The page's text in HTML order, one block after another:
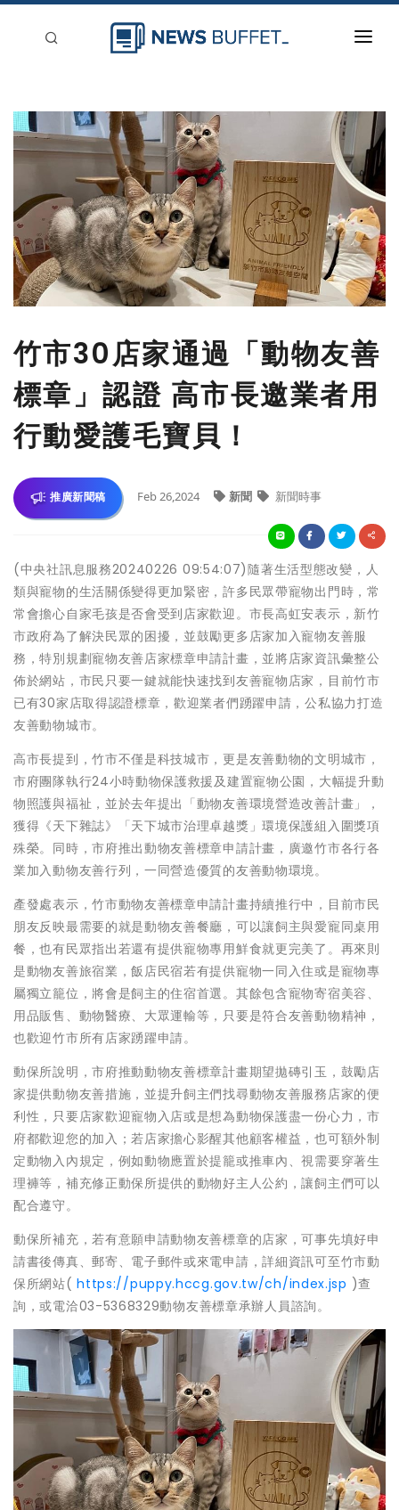
新聞稿分類
登入
刊登
竹市30店家通過「動物友善
標章」認證 高市長邀業者用
行動愛護毛寶貝！
推廣新聞稿 Feb 26,2024 新聞 新聞時事
(中央社訊息服務20240226 09:54:07)隨著生活型態改變，人
類與寵物的生活關係變得更加緊密，許多民眾帶寵物出門時，常
常會擔心自家毛孩是否會受到店家歡迎。市長高虹安表示，新竹
市政府為了解決民眾的困擾，並鼓勵更多店家加入寵物友善服
務，特別規劃寵物友善店家標章申請計畫，並將店家資訊彙整公
佈於網站，市民只要一鍵就能快速找到友善寵物店家，目前竹市
已有30家店取得認證標章，歡迎業者們踴躍申請，公私協力打造
友善動物城市。
高市長提到，竹市不僅是科技城市，更是友善動物的文明城市，
市府團隊執行24小時動物保護救援及建置寵物公園，大幅提升動
物照護與福祉，並於去年提出「動物友善環境營造改善計畫」，
獲得《天下雜誌》「天下城市治理卓越獎」環境保護組入圍獎項
殊榮。同時，市府推出動物友善標章申請計畫，廣邀竹市各行各
業加入動物友善行列，一同營造優質的友善動物環境。
產發處表示，竹市動物友善標章申請計畫持續推行中，目前市民
朋友反映最需要的就是動物友善餐廳，可以讓飼主與愛寵同桌用
餐，也有民眾指出若還有提供寵物專用鮮食就更完美了。再來則
是動物友善旅宿業，飯店民宿若有提供寵物一同入住或是寵物專
屬獨立籠位，將會是飼主的住宿首選。其餘包含寵物寄宿美容、
用品販售、動物醫療、大眾運輸等，只要是符合友善動物精神，
也歡迎竹市所有店家踴躍申請。
動保所說明，市府推動動物友善標章計畫期望拋磚引玉，鼓勵店
家提供動物友善措施，並提升飼主們找尋動物友善服務店家的便
利性，只要店家歡迎寵物入店或是想為動物保護盡一份心力，市
府都歡迎您的加入；若店家擔心影醒其他顧客權益，也可額外制
定動物入內規定，例如動物應置於提籠或推車內、視需要穿著生
理褲等，補充修正動保所提供的動物好主人公約，讓飼主們可以
配合遵守。
動保所補充，若有意願申請動物友善標章的店家，可事先填好申
請書後傳真、郵寄、電子郵件或來電申請，詳細資訊可至竹市動
保所網站(https://puppy.hccg.gov.tw/ch/index.jsp )查
詢，或電洽03-5368329動物友善標章承辦人員諮詢。